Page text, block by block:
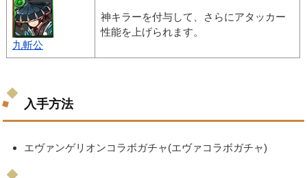
九斬公
神キラーを付与して、さらにアタッカー
性能を上げられます。
入手方法
エヴァンゲリオンコラボガチャ(エヴァコラボガチャ)